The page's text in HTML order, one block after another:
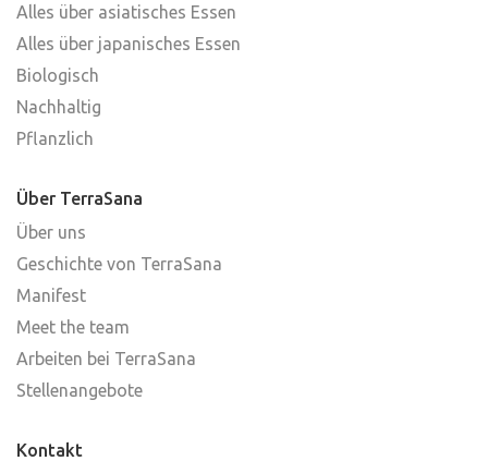
Alles über asiatisches Essen
Alles über japanisches Essen
Biologisch
Nachhaltig
Pflanzlich
Über TerraSana
Über uns
Geschichte von TerraSana
Manifest
Meet the team
Arbeiten bei TerraSana
Stellenangebote
Kontakt